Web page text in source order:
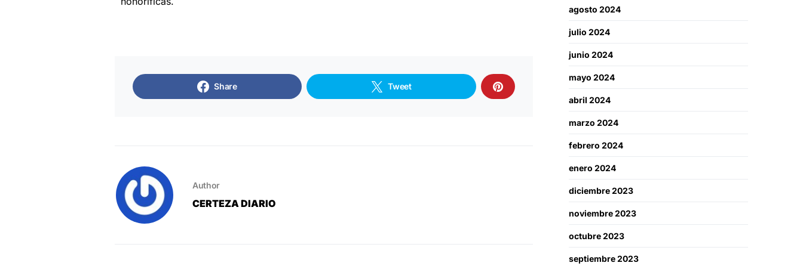
Share Tweet
Author
CERTEZA DIARIO
agosto 2024
julio 2024
junio 2024
mayo 2024
abril 2024
marzo 2024
febrero 2024
enero 2024
diciembre 2023
noviembre 2023
octubre 2023
septiembre 2023